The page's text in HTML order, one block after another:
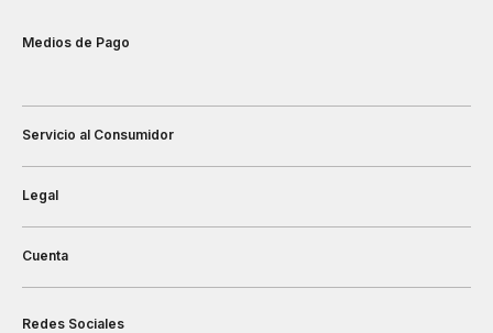
Medios de Pago
Servicio al Consumidor
Legal
Cuenta
Redes Sociales